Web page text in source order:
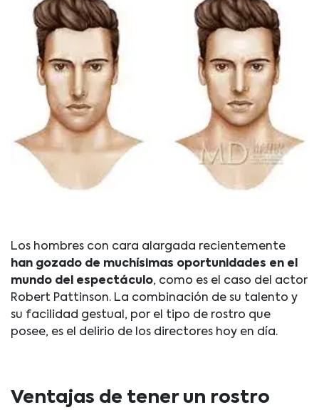
Los hombres con cara alargada recientemente
han gozado de muchísimas oportunidades en el
mundo del espectáculo, como es el caso del actor
Robert Pattinson. La combinación de su talento y
su facilidad gestual, por el tipo de rostro que
posee, es el delirio de los directores hoy en día.
Ventajas de tener un rostro